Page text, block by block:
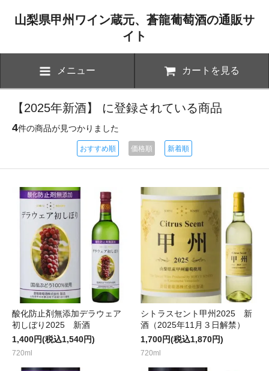
山梨県甲州ワイン蔵元、蒼龍葡萄酒の通販サ
イト
メニュー カートを見る
【2025年新酒】 に登録されている商品
4件の商品が見つかりました
おすすめ順 価格順 新着順
酸化防止剤無添加デラウェア
初しぼり2025 新酒
1,400円(税込1,540円)
720ml
シトラスセント甲州2025 新
酒（2025年11月３日解禁）
1,700円(税込1,870円)
720ml